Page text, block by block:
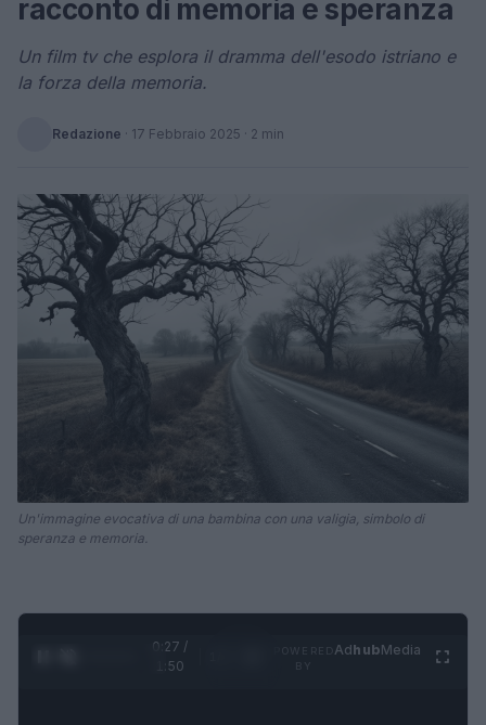
racconto di memoria e speranza
Un film tv che esplora il dramma dell'esodo istriano e
la forza della memoria.
Redazione · 17 Febbraio 2025 · 2 min
Un'immagine evocativa di una bambina con una valigia, simbolo di
speranza e memoria.
0:28 /
1:50
AdhubMedia